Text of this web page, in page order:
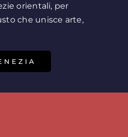
orientali, per
che unisce arte,